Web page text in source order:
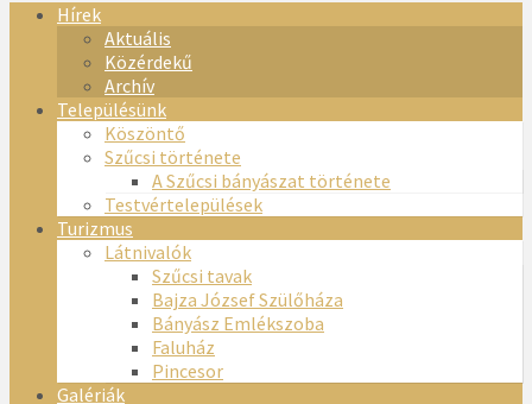
Hírek
Aktuális
Közérdekű
Archív
Településünk
Köszöntő
Szűcsi története
A Szűcsi bányászat története
Testvértelepülések
Turizmus
Látnivalók
Szűcsi tavak
Bajza József Szülőháza
Bányász Emlékszoba
Faluház
Pincesor
Galériák